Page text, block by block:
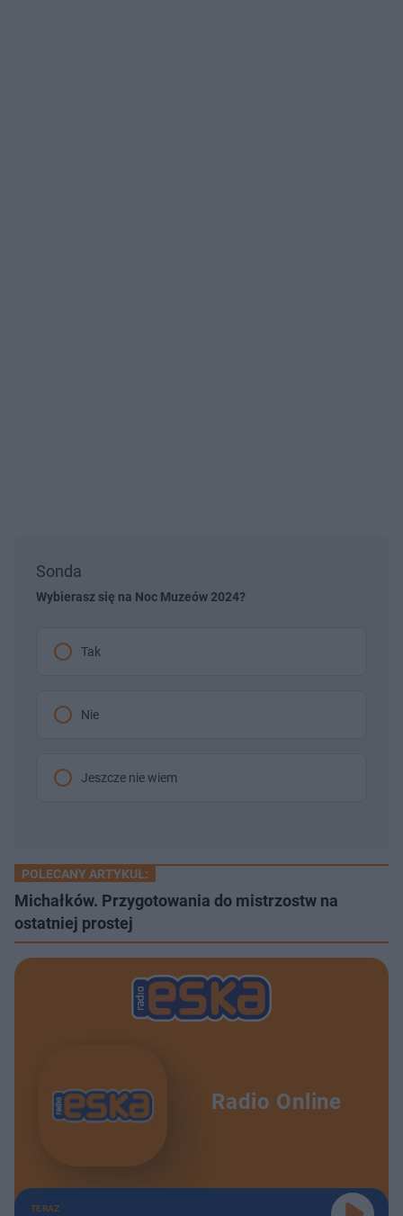
Sonda
Wybierasz się na Noc Muzeów 2024?
Tak
Nie
Jeszcze nie wiem
POLECANY ARTYKUŁ:
Michałków. Przygotowania do mistrzostw na
ostatniej prostej
Radio Online
TERAZ